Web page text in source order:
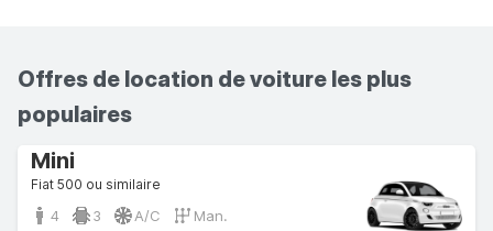
Offres de location de voiture les plus
populaires
Mini
Fiat 500 ou similaire
4 3 A/C Man.